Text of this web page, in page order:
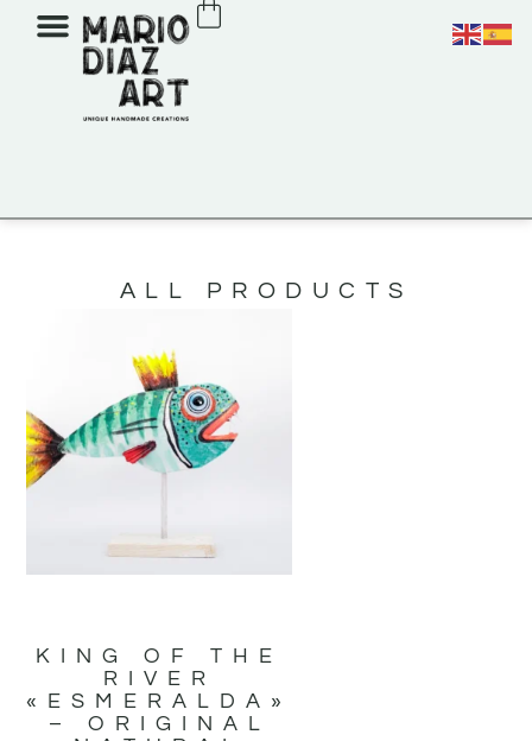
ALL PRODUCTS
KING OF THE
RIVER
«ESMERALDA»
– ORIGINAL